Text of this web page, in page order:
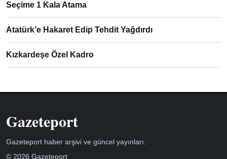
Seçime 1 Kala Atama
Atatürk’e Hakaret Edip Tehdit Yağdırdı
Kızkardeşe Özel Kadro
Gazeteport
Gazeteport haber arşivi ve güncel yayınları.
© 2026 Gazeteport